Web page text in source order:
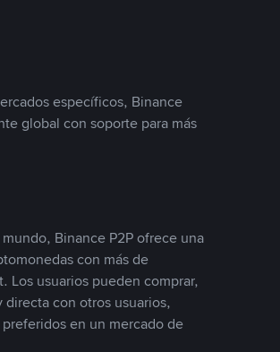
específicos, Binance
global con soporte para más
Binance P2P ofrece una
con más de
Los usuarios pueden comprar,
con otros usuarios,
en un mercado de